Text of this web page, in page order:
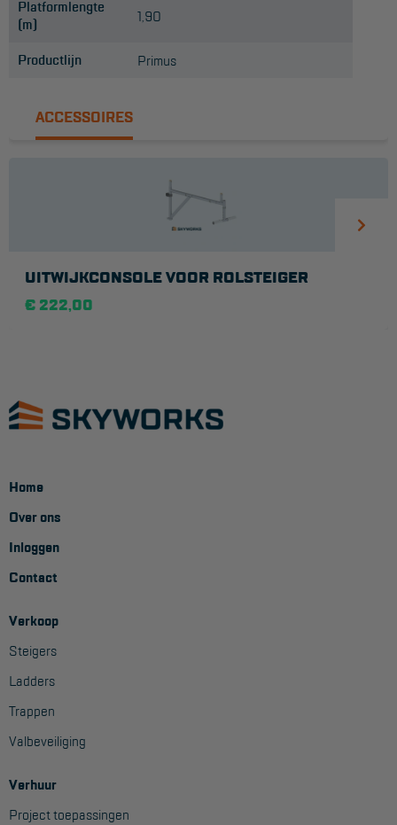
Platformlengte
(m)
1,90
Productlijn Primus
ACCESSOIRES
UITWIJKCONSOLE VOOR ROLSTEIGER
€ 222,00
Home
Over ons
Inloggen
Contact
Verkoop
Steigers
Ladders
Trappen
Valbeveiliging
Verhuur
Project toepassingen